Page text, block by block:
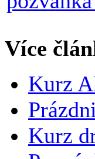
Více
Kurz
Kurz